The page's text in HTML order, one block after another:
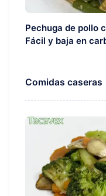
Pechuga de pollo
Fácil y baja en
Comidas caseras